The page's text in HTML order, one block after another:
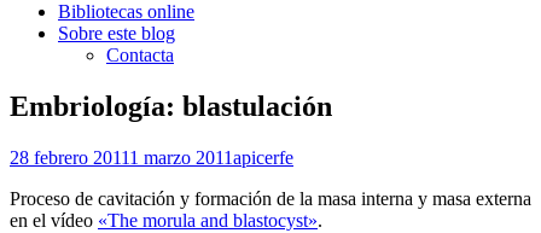
Bibliotecas online
Sobre este blog
Contacta
Embriología: blastulación
28 febrero 20111 marzo 2011apicerfe
Proceso de cavitación y formación de la masa interna y masa externa
en el vídeo «The morula and blastocyst».